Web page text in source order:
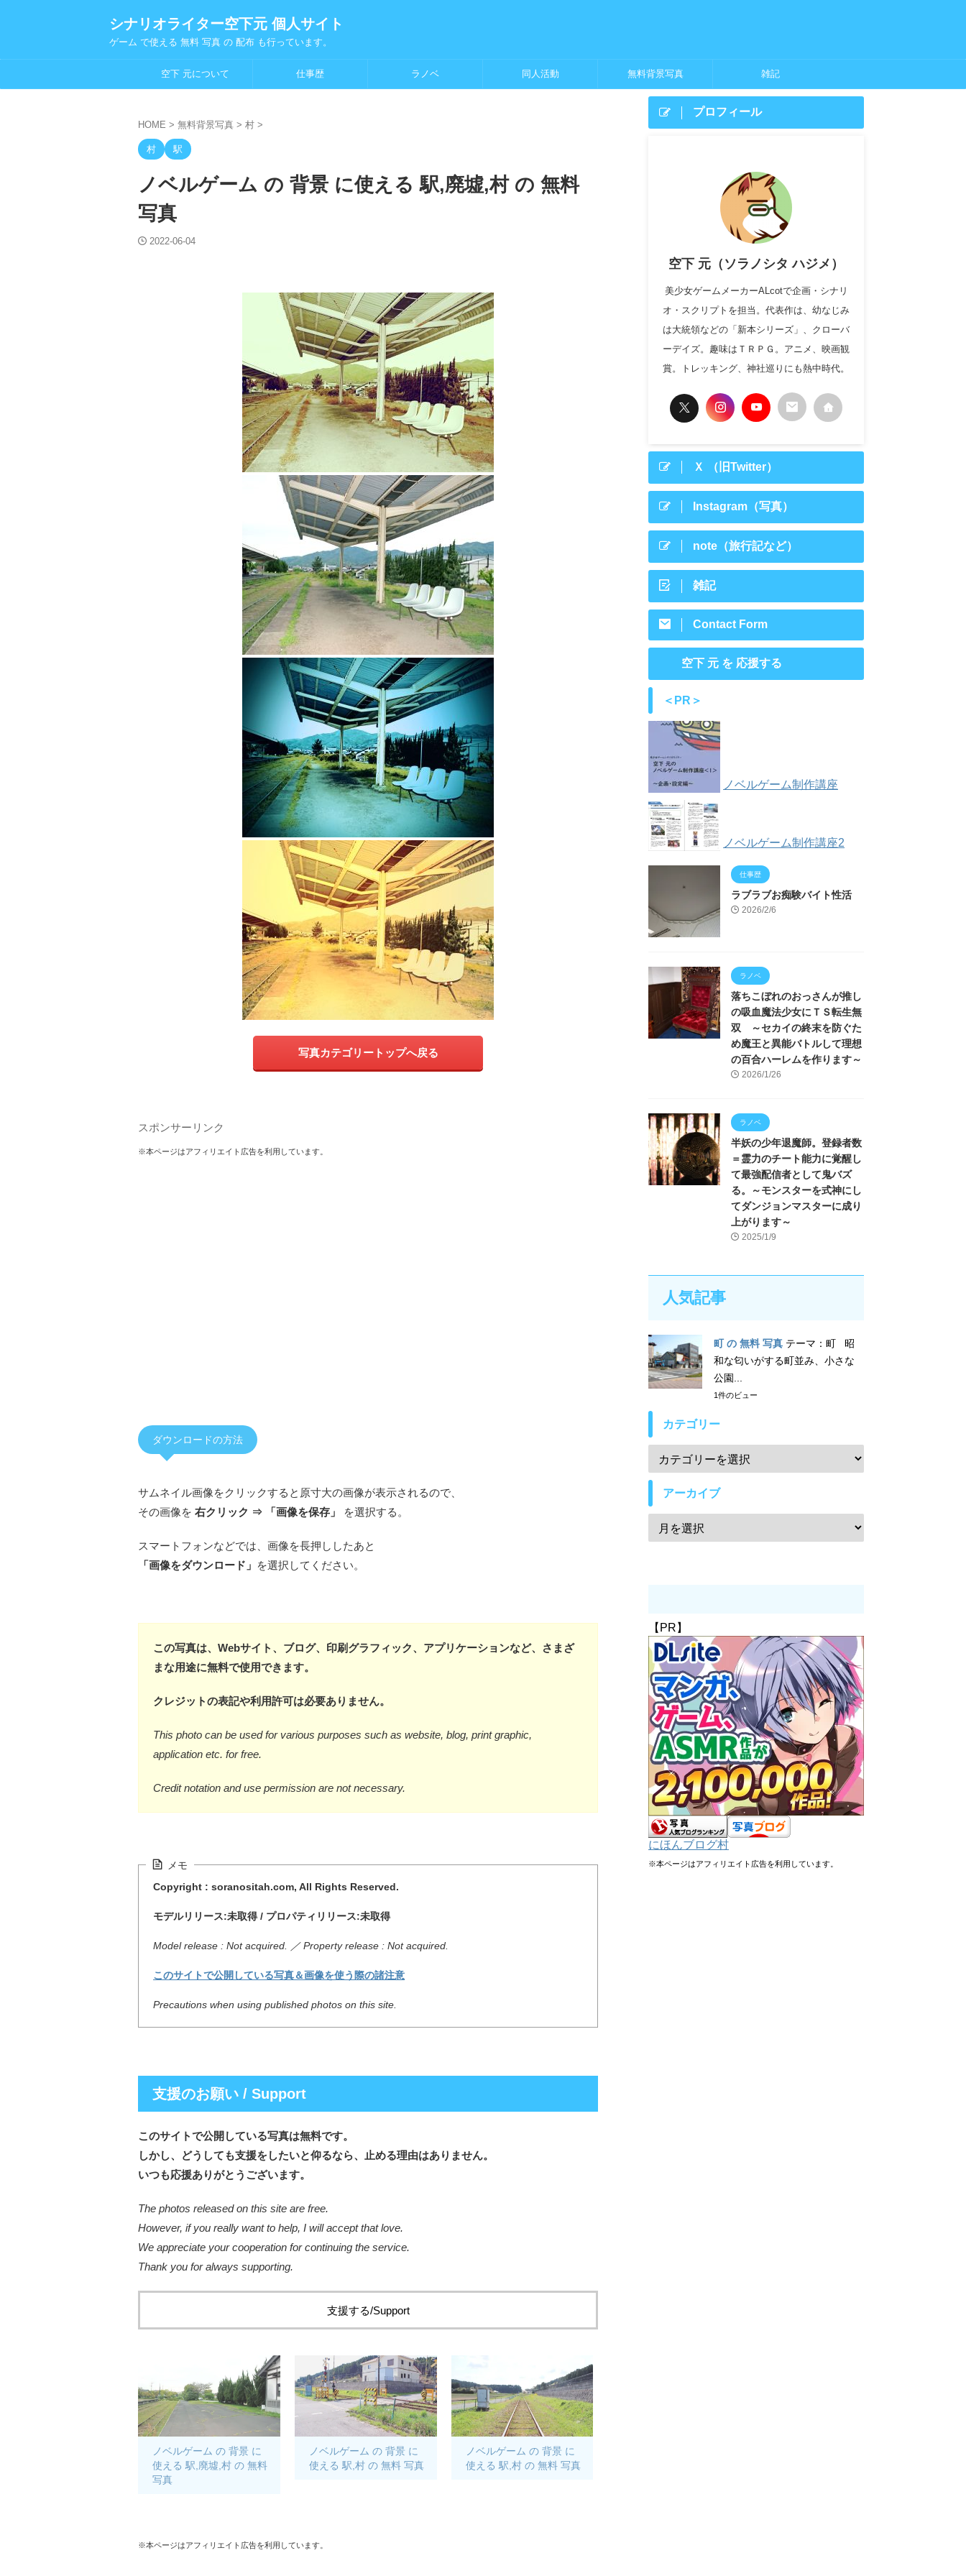
シナリオライター空下元 個人サイト
ゲーム で使える 無料 写真 の 配布 も行っています。
空下 元について 仕事歴 ラノベ 同人活動 無料背景写真 雑記
HOME > 無料背景写真 > 村 >
村 駅
ノベルゲーム の 背景 に使える 駅,廃墟,村 の 無料
写真
2022-06-04
写真カテゴリートップへ戻る
スポンサーリンク
※本ページはアフィリエイト広告を利用しています。
ダウンロードの方法
サムネイル画像をクリックすると原寸大の画像が表示されるので、
その画像を 右クリック ⇒ 「画像を保存」 を選択する。
スマートフォンなどでは、画像を長押ししたあと
「画像をダウンロード」 を選択してください。
この写真は、Webサイト、ブログ、印刷グラフィック、アプリケーションなど、さまざ
まな用途に無料で使用できます。
クレジットの表記や利用許可は必要ありません。
This photo can be used for various purposes such as website, blog, print graphic,
application etc. for free.
Credit notation and use permission are not necessary.
メモ
Copyright : soranositah.com, All Rights Reserved.
モデルリリース:未取得 / プロパティリリース:未取得
Model release : Not acquired. ／ Property release : Not acquired.
このサイトで公開している写真＆画像を使う際の諸注意
Precautions when using published photos on this site.
支援のお願い / Support
このサイトで公開している写真は無料です。
しかし、どうしても支援をしたいと仰るなら、止める理由はありません。
いつも応援ありがとうございます。
The photos released on this site are free.
However, if you really want to help, I will accept that love.
We appreciate your cooperation for continuing the service.
Thank you for always supporting.
支援する/Support
ノベルゲーム の 背景 に
使える 駅,廃墟,村 の 無料
写真
ノベルゲーム の 背景 に
使える 駅,村 の 無料 写真
ノベルゲーム の 背景 に
使える 駅,村 の 無料 写真
※本ページはアフィリエイト広告を利用しています。
プロフィール
空下 元（ソラノシタ ハジメ）
美少女ゲームメーカーALcotで企画・シナリ
オ・スクリプトを担当。代表作は、幼なじみ
は大統領などの「新本シリーズ」、クローバ
ーデイズ。趣味はＴＲＰＧ。アニメ、映画観
賞。トレッキング、神社巡りにも熱中時代。
Ｘ （旧Twitter）
Instagram（写真）
note（旅行記など）
雑記
Contact Form
空下 元 を 応援する
＜PR＞
ノベルゲーム制作講座
ノベルゲーム制作講座2
仕事歴
ラブラブお痴験バイト性活
2026/2/6
ラノベ
落ちこぼれのおっさんが推し
の吸血魔法少女にＴＳ転生無
双 ～セカイの終末を防ぐた
め魔王と異能バトルして理想
の百合ハーレムを作ります～
2026/1/26
ラノベ
半妖の少年退魔師。登録者数
＝霊力のチート能力に覚醒し
て最強配信者として鬼バズ
る。～モンスターを式神にし
てダンジョンマスターに成り
上がります～
2025/1/9
人気記事
町 の 無料 写真 テーマ：町 昭
和な匂いがする町並み、小さな
公園...
1件のビュー
カテゴリー
アーカイブ
【PR】
にほんブログ村
※本ページはアフィリエイト広告を利用しています。